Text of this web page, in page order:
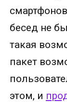
бесед не
такая
пакет
этом, и